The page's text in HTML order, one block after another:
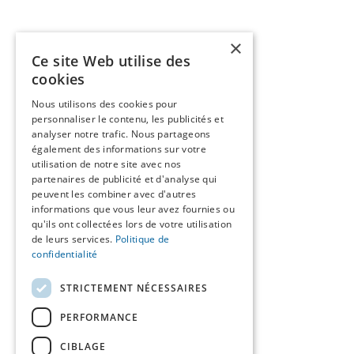
×
Ce site Web utilise des
cookies
Nous utilisons des cookies pour
personnaliser le contenu, les publicités et
analyser notre trafic. Nous partageons
également des informations sur votre
utilisation de notre site avec nos
partenaires de publicité et d'analyse qui
peuvent les combiner avec d'autres
informations que vous leur avez fournies ou
qu'ils ont collectées lors de votre utilisation
de leurs services. Politique de
confidentialité
STRICTEMENT NÉCESSAIRES
PERFORMANCE
CIBLAGE